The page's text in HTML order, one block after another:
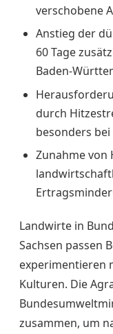
verschobene
Anstieg der
60 Tage
Baden-
durch
besonders
Zunahme von
Landwirte in
Sachsen passen
experimentieren
Kulturen. Die
zusammen, um